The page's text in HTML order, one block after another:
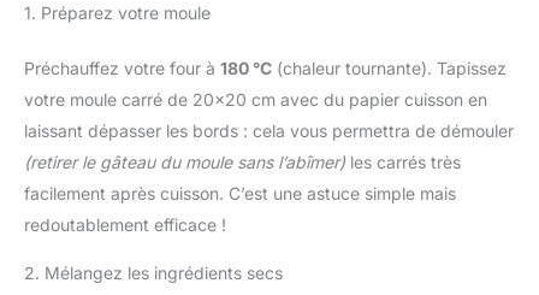
1. Préparez votre moule
Préchauffez votre four à 180 °C (chaleur tournante). Tapissez
votre moule carré de 20×20 cm avec du papier cuisson en
laissant dépasser les bords : cela vous permettra de démouler
(retirer le gâteau du moule sans l’abîmer) les carrés très
facilement après cuisson. C’est une astuce simple mais
redoutablement efficace !
2. Mélangez les ingrédients secs